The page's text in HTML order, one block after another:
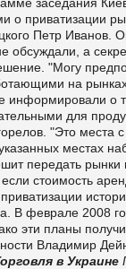
о приватизации
Петр Иванов.
а
"Могу
на
информировали о
для
"Это места
местах
передать рынки
стоимость
В феврале 2008
эти планы
Владимир
в Украине